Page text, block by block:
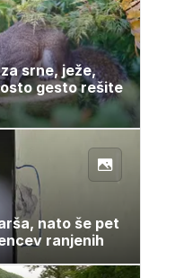
srne, ježe,
gesto rešite
nato še pet
ranjenih